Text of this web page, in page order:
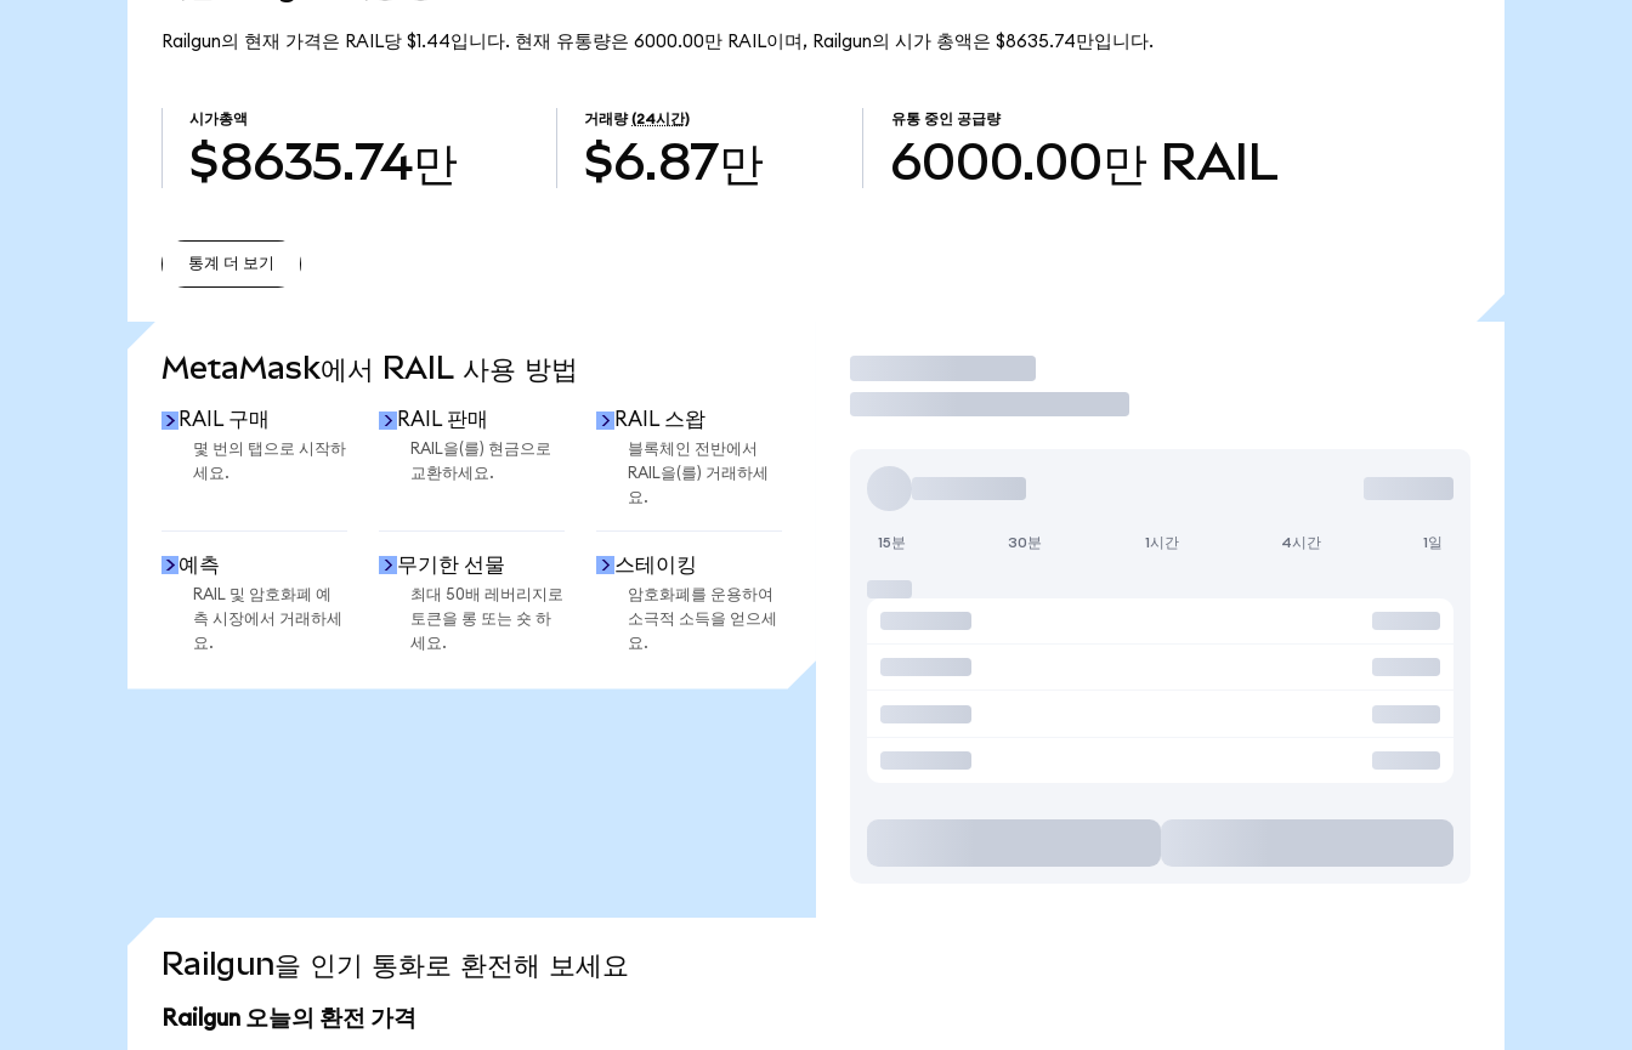
Railgun의 현재 가격은 RAIL당 $1.44입니다. 현재 유통량은 6000.00만 RAIL이며, Railgun의 시가 총액은 $8635.74만입니다.
시가총액
$8635.74만
거래량 (24시간)
$6.87만
유통 중인 공급량
6000.00만 RAIL
통계 더 보기
MetaMask에서 RAIL 사용 방법
RAIL 구매
몇 번의 탭으로 시작하
세요.
RAIL 판매
RAIL을(를) 현금으로
교환하세요.
RAIL 스왑
블록체인 전반에서
RAIL을(를) 거래하세
요.
예측
RAIL 및 암호화폐 예
측 시장에서 거래하세
요.
무기한 선물
최대 50배 레버리지로
토큰을 롱 또는 숏 하
세요.
스테이킹
암호화폐를 운용하여
소극적 소득을 얻으세
요.
거래
15분 30분 1시간 4시간 1일
Railgun을 인기 통화로 환전해 보세요
Railgun 오늘의 환전 가격